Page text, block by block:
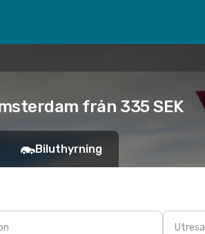
från 335 SEK
Biluthyrning
Utresa